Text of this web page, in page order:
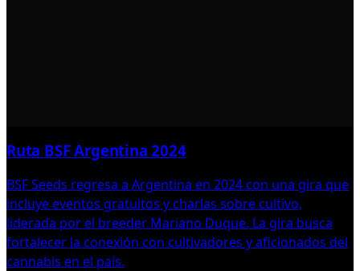
Ruta BSF Argentina 2024
BSF Seeds regresa a Argentina en 2024 con una gira que
incluye eventos gratuitos y charlas sobre cultivo,
liderada por el breeder Mariano Duque. La gira busca
fortalecer la conexión con cultivadores y aficionados del
cannabis en el país.